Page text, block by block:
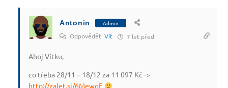
Antonin Admin
Odpovědět Vít 7 let před
Ahoj Vítku,
co třeba 28/11 – 18/12 za 11 097 Kč ->
http://zalet.si/6MewgE